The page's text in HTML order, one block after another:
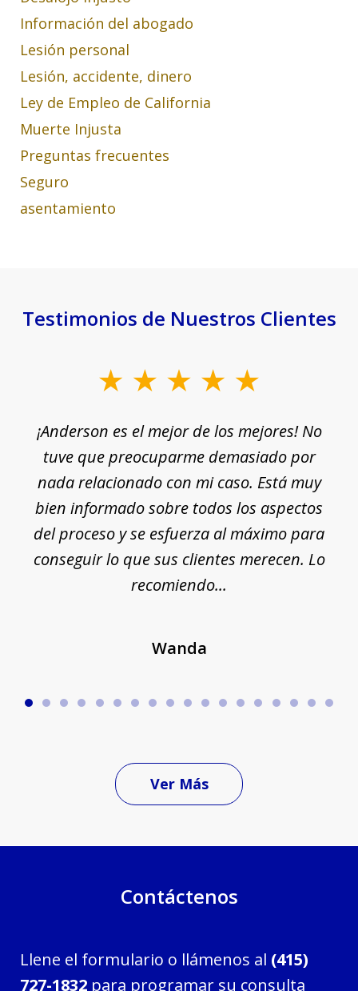
Información del abogado
Lesión personal
Lesión, accidente, dinero
Ley de Empleo de California
Muerte Injusta
Preguntas frecuentes
Seguro
asentamiento
Testimonios de Nuestros Clientes
¡Anderson es el mejor de los mejores! No
tuve que preocuparme demasiado por
nada relacionado con mi caso. Está muy
bien informado sobre todos los aspectos
del proceso y se esfuerza al máximo para
conseguir lo que sus clientes merecen. Lo
recomiendo...
Wanda
Ver Más
Contáctenos
Llene el formulario o llámenos al (415)
727-1832 para programar su consulta